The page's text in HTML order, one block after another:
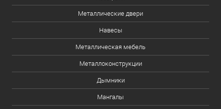
Металлические двери
Навесы
Металлическая мебель
Металлоконструкции
Дымники
Мангалы